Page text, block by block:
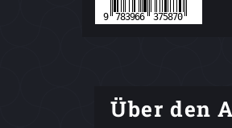
Über den